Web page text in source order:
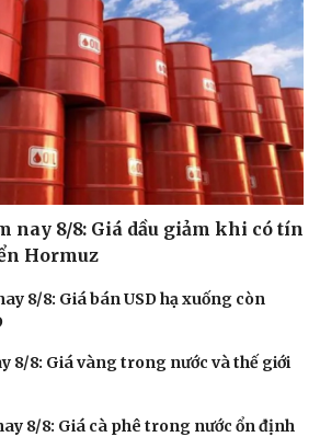
nay 8/8: Giá dầu giảm khi có tín
Hormuz
8/8: Giá bán USD hạ xuống còn
8/8: Giá vàng trong nước và thế giới
8/8: Giá cà phê trong nước ổn định